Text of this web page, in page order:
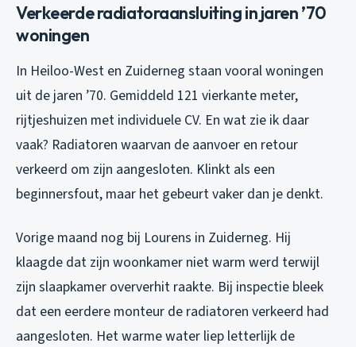
Verkeerde radiatoraansluiting in jaren ’70
woningen
In Heiloo-West en Zuiderneg staan vooral woningen
uit de jaren ’70. Gemiddeld 121 vierkante meter,
rijtjeshuizen met individuele CV. En wat zie ik daar
vaak? Radiatoren waarvan de aanvoer en retour
verkeerd om zijn aangesloten. Klinkt als een
beginnersfout, maar het gebeurt vaker dan je denkt.
Vorige maand nog bij Lourens in Zuiderneg. Hij
klaagde dat zijn woonkamer niet warm werd terwijl
zijn slaapkamer oververhit raakte. Bij inspectie bleek
dat een eerdere monteur de radiatoren verkeerd had
aangesloten. Het warme water liep letterlijk de